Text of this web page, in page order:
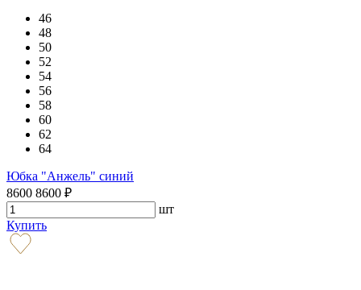
46
48
50
52
54
56
58
60
62
64
Юбка "Анжель" синий
8600 8600 ₽
шт
Купить